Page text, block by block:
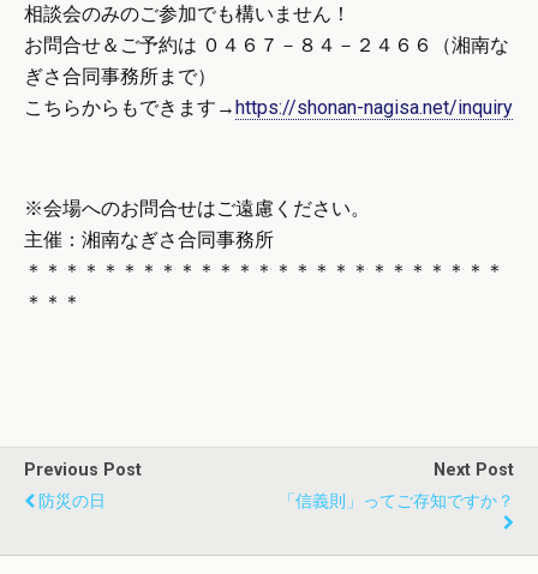
相談会のみのご参加でも構いません！
お問合せ＆ご予約は ０４６７－８４－２４６６（湘南な
ぎさ合同事務所まで）
こちらからもできます→https://shonan-nagisa.net/inquiry
※会場へのお問合せはご遠慮ください。
主催：湘南なぎさ合同事務所
＊＊＊＊＊＊＊＊＊＊＊＊＊＊＊＊＊＊＊＊＊＊＊＊＊
＊＊＊
Previous Post
防災の日
Next Post
「信義則」ってご存知ですか？